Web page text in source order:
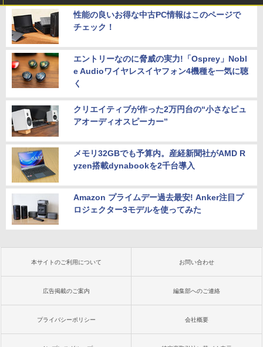
性能の良いお得な中古PC情報はこのページで
チェック！
エントリーなのに脅威の実力!「Osprey」Nobl
e Audioワイヤレスイヤフォン4機種を一気に聴
く
クリエイティブが作った2万円台の“小さなピュ
アオーディオスピーカー”
メモリ32GBでも予算内。産経新聞社がAMD R
yzen搭載dynabookを2千台導入
Amazon プライムデー過去最安! Anker注目プ
ロジェクター3モデルを使ってみた
本サイトのご利用について お問い合わせ
広告掲載のご案内 編集部へのご連絡
プライバシーポリシー 会社概要